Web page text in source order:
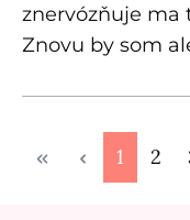
znervózňuje ma
Znovu by som
Stránka
1 2